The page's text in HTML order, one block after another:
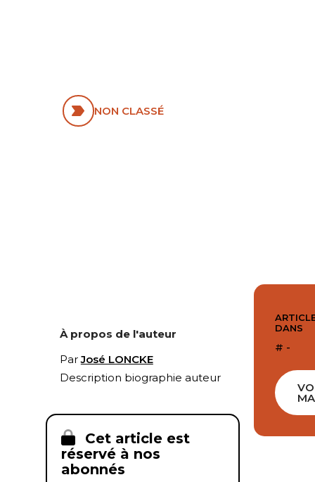
NON CLASSÉ
À propos de l'auteur
ParJosé LONCKE
Description biographie auteur
Cet article est
réservé à nos
abonnés
DANS
# -